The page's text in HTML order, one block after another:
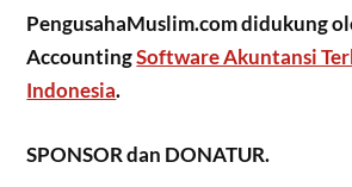
PengusahaMuslim.com didukung
AccountingSoftware Akuntansi
Indonesia.
SPONSOR dan DONATUR.